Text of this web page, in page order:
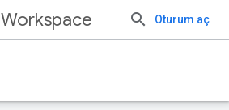
Workspace Oturum aç